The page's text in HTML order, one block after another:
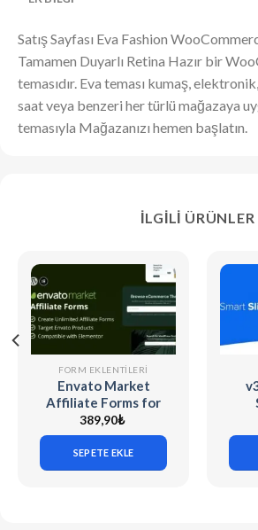
Satış Sayfası Eva Fashion
Tamamen Duyarlı Retina Hazır bir
temasıdır. Eva teması kumaş,
saat veya benzeri her türlü mağazaya
temasıyla Mağazanızı hemen başlatın.
İLGILI ÜRÜNLER
FORM EKLENTILERI
Envato Market
Affiliate Forms for
Elementor v1.0.0
389,90₺
SEPETE EKLE